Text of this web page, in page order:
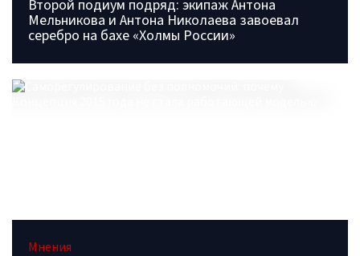
Второй подиум подряд: экипаж Антона
Мельникова и Антона Николаева завоевал
серебро на бахе «Холмы России»
Мнения